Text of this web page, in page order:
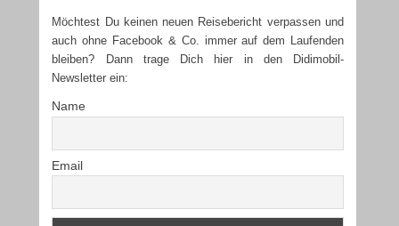
Möchtest Du keinen neuen Reisebericht verpassen und
auch ohne Facebook & Co. immer auf dem Laufenden
bleiben? Dann trage Dich hier in den Didimobil-
Newsletter ein:
Name
Email